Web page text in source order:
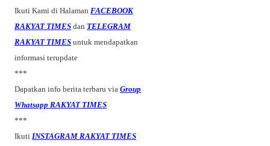
Ikuti Kami di Halaman FACEBOOK
RAKYAT TIMES dan TELEGRAM
RAKYAT TIMES untuk mendapatkan
informasi terupdate
***
Dapatkan info berita terbaru via Group
Whatsapp RAKYAT TIMES
***
Ikuti INSTAGRAM RAKYAT TIMES